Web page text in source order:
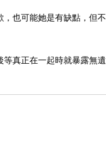
也可能她是有缺點，但
真正在一起時就暴露無